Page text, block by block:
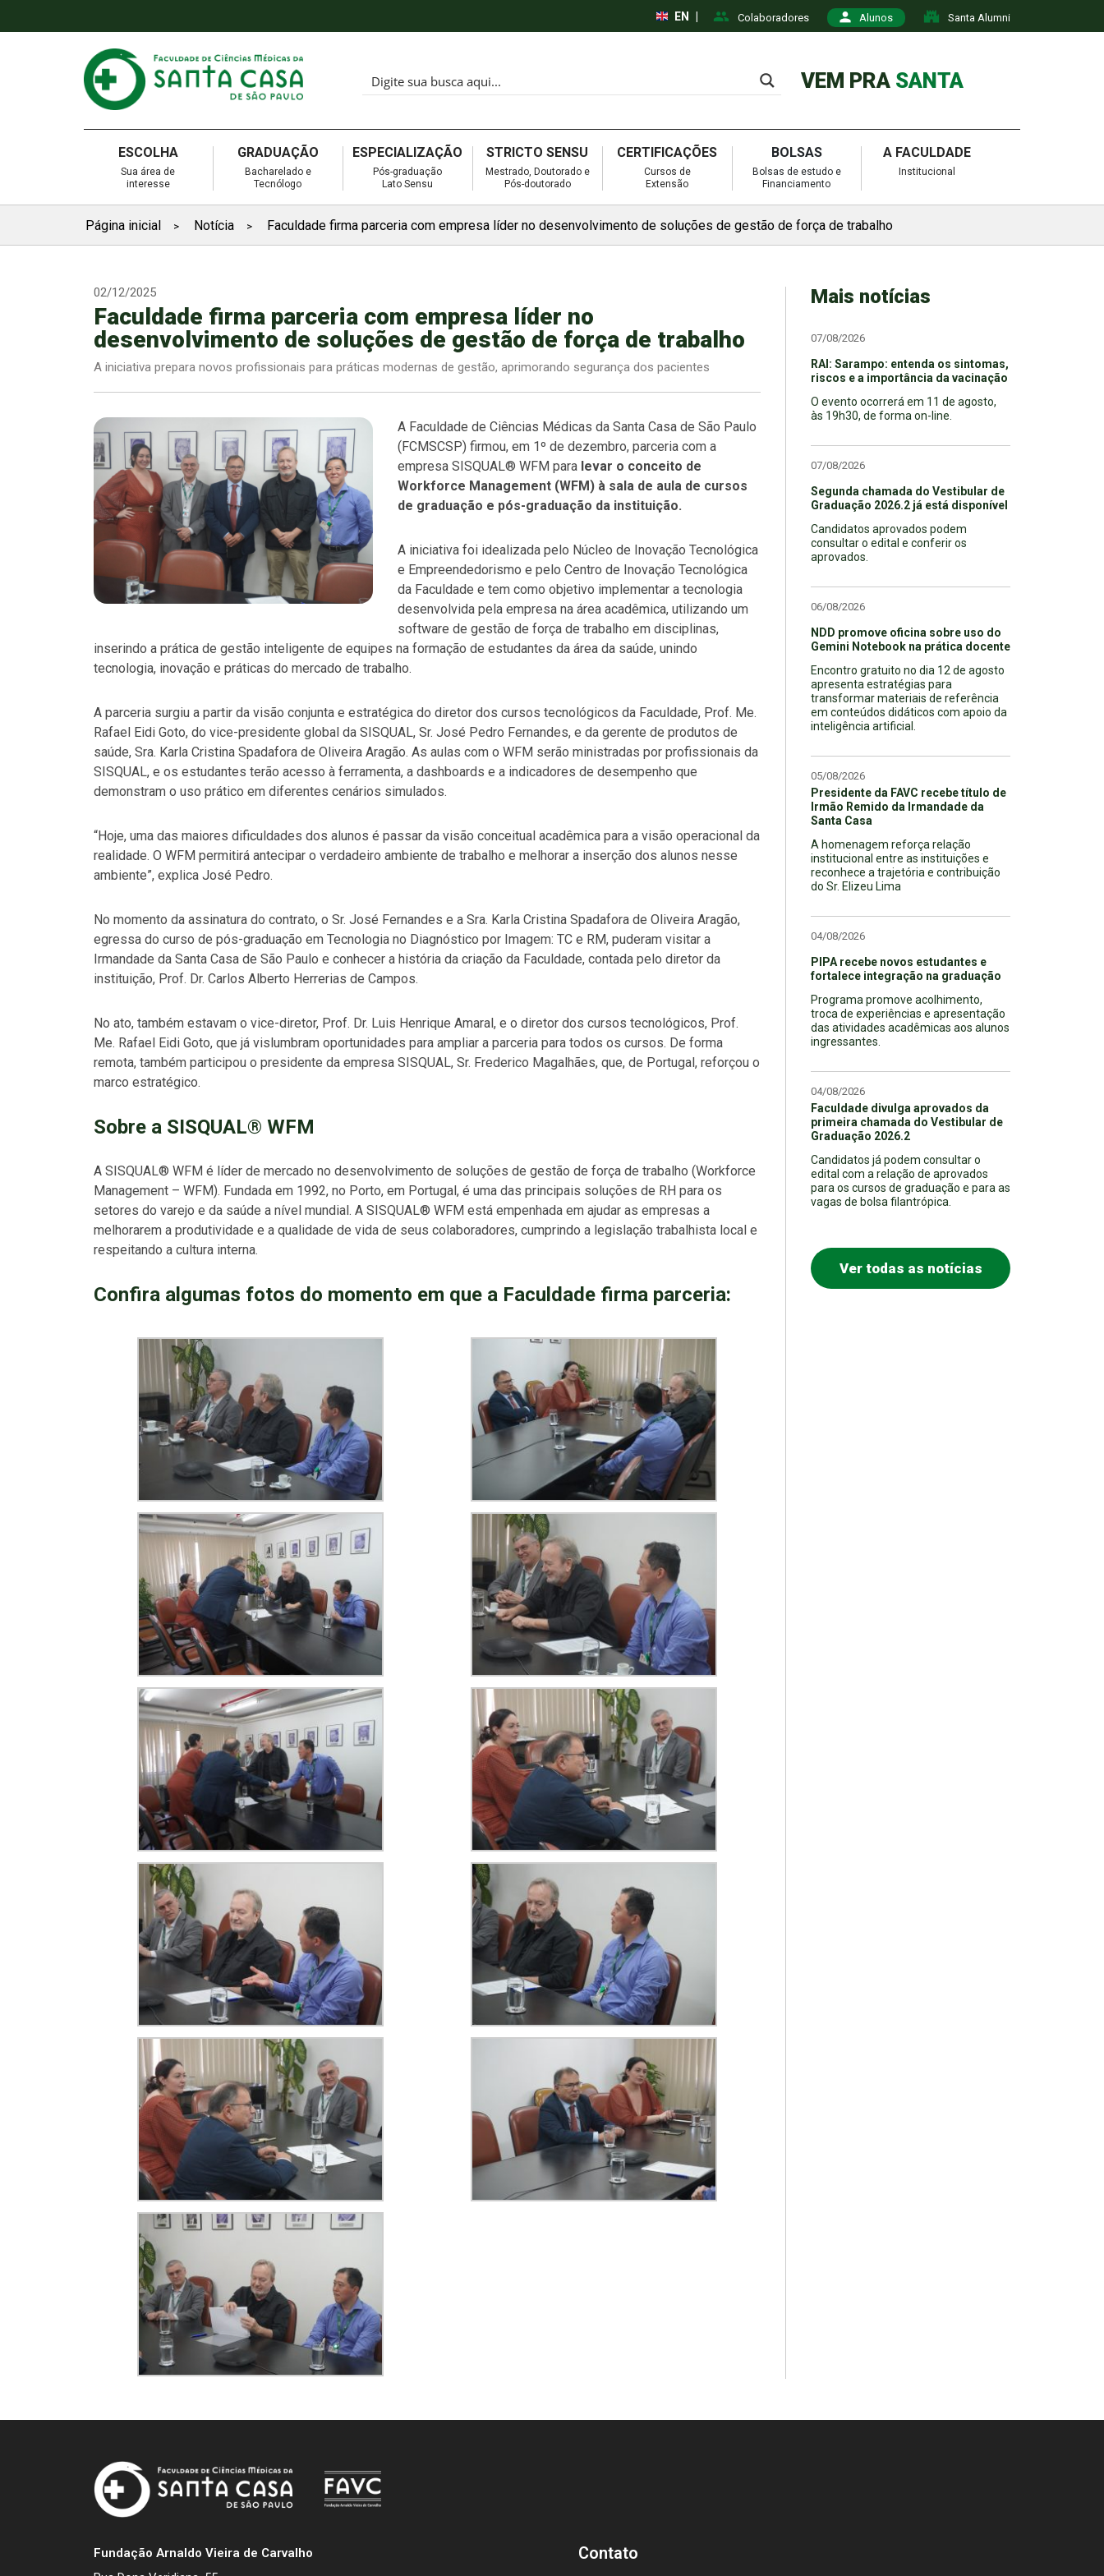
Colaboradores Alunos Santa Alumni
EN
VEM PRA SANTA
ESCOLHA
Sua área de
interesse
GRADUAÇÃO
Bacharelado e
Tecnólogo
ESPECIALIZAÇÃO
Pós-graduação
Lato Sensu
STRICTO SENSU
Mestrado, Doutorado e
Pós-doutorado
CERTIFICAÇÕES
Cursos de
Extensão
BOLSAS
Bolsas de estudo e
Financiamento
A FACULDADE
Institucional
Página inicial > Notícia > Faculdade firma parceria com empresa líder no desenvolvimento de soluções de gestão de força de trabalho
02/12/2025
Faculdade firma parceria com empresa líder no
desenvolvimento de soluções de gestão de força de trabalho
A iniciativa prepara novos profissionais para práticas modernas de gestão, aprimorando segurança dos pacientes
A Faculdade de Ciências Médicas da Santa Casa de São Paulo
(FCMSCSP) firmou, em 1º de dezembro, parceria com a
empresa SISQUAL® WFM para levar o conceito de
Workforce Management (WFM) à sala de aula de cursos
de graduação e pós-graduação da instituição.
A iniciativa foi idealizada pelo Núcleo de Inovação Tecnológica
e Empreendedorismo e pelo Centro de Inovação Tecnológica
da Faculdade e tem como objetivo implementar a tecnologia
desenvolvida pela empresa na área acadêmica, utilizando um
software de gestão de força de trabalho em disciplinas,
inserindo a prática de gestão inteligente de equipes na formação de estudantes da área da saúde, unindo
tecnologia, inovação e práticas do mercado de trabalho.
A parceria surgiu a partir da visão conjunta e estratégica do diretor dos cursos tecnológicos da Faculdade, Prof. Me.
Rafael Eidi Goto, do vice-presidente global da SISQUAL, Sr. José Pedro Fernandes, e da gerente de produtos de
saúde, Sra. Karla Cristina Spadafora de Oliveira Aragão. As aulas com o WFM serão ministradas por profissionais da
SISQUAL, e os estudantes terão acesso à ferramenta, a dashboards e a indicadores de desempenho que
demonstram o uso prático em diferentes cenários simulados.
“Hoje, uma das maiores dificuldades dos alunos é passar da visão conceitual acadêmica para a visão operacional da
realidade. O WFM permitirá antecipar o verdadeiro ambiente de trabalho e melhorar a inserção dos alunos nesse
ambiente”, explica José Pedro.
No momento da assinatura do contrato, o Sr. José Fernandes e a Sra. Karla Cristina Spadafora de Oliveira Aragão,
egressa do curso de pós-graduação em Tecnologia no Diagnóstico por Imagem: TC e RM, puderam visitar a
Irmandade da Santa Casa de São Paulo e conhecer a história da criação da Faculdade, contada pelo diretor da
instituição, Prof. Dr. Carlos Alberto Herrerias de Campos.
No ato, também estavam o vice-diretor, Prof. Dr. Luis Henrique Amaral, e o diretor dos cursos tecnológicos, Prof.
Me. Rafael Eidi Goto, que já vislumbram oportunidades para ampliar a parceria para todos os cursos. De forma
remota, também participou o presidente da empresa SISQUAL, Sr. Frederico Magalhães, que, de Portugal, reforçou o
marco estratégico.
Sobre a SISQUAL® WFM
A SISQUAL® WFM é líder de mercado no desenvolvimento de soluções de gestão de força de trabalho (Workforce
Management – WFM). Fundada em 1992, no Porto, em Portugal, é uma das principais soluções de RH para os
setores do varejo e da saúde a nível mundial. A SISQUAL® WFM está empenhada em ajudar as empresas a
melhorarem a produtividade e a qualidade de vida de seus colaboradores, cumprindo a legislação trabalhista local e
respeitando a cultura interna.
Confira algumas fotos do momento em que a Faculdade firma parceria:
Mais notícias
07/08/2026
RAI: Sarampo: entenda os sintomas,
riscos e a importância da vacinação
O evento ocorrerá em 11 de agosto,
às 19h30, de forma on-line.
07/08/2026
Segunda chamada do Vestibular de
Graduação 2026.2 já está disponível
Candidatos aprovados podem
consultar o edital e conferir os
aprovados.
06/08/2026
NDD promove oficina sobre uso do
Gemini Notebook na prática docente
Encontro gratuito no dia 12 de agosto
apresenta estratégias para
transformar materiais de referência
em conteúdos didáticos com apoio da
inteligência artificial.
05/08/2026
Presidente da FAVC recebe título de
Irmão Remido da Irmandade da
Santa Casa
A homenagem reforça relação
institucional entre as instituições e
reconhece a trajetória e contribuição
do Sr. Elizeu Lima
04/08/2026
PIPA recebe novos estudantes e
fortalece integração na graduação
Programa promove acolhimento,
troca de experiências e apresentação
das atividades acadêmicas aos alunos
ingressantes.
04/08/2026
Faculdade divulga aprovados da
primeira chamada do Vestibular de
Graduação 2026.2
Candidatos já podem consultar o
edital com a relação de aprovados
para os cursos de graduação e para as
vagas de bolsa filantrópica.
Ver todas as notícias
Fundação Arnaldo Vieira de Carvalho
Contato